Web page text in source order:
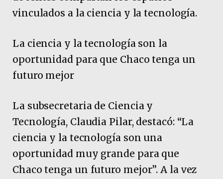
vinculados a la ciencia y la tecnología.
La ciencia y la tecnología son la
oportunidad para que Chaco tenga un
futuro mejor
La subsecretaria de Ciencia y
Tecnología, Claudia Pilar, destacó: “La
ciencia y la tecnología son una
oportunidad muy grande para que
Chaco tenga un futuro mejor”. A la vez